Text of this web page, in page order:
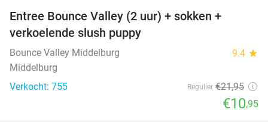
Entree Bounce Valley (2 uur) + sokken +
verkoelende slush puppy
Bounce Valley Middelburg 9.4 star
Middelburg
Verkocht: 755
Regulier €21,95
€10,95